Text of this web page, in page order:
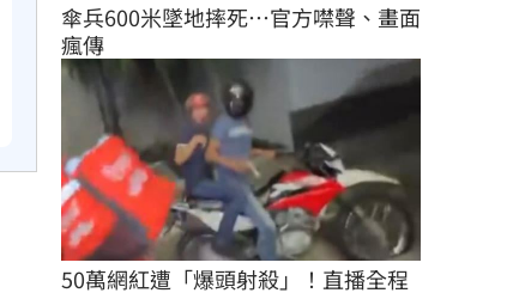
傘兵600米墜地摔死…官方噤聲、畫面
瘋傳
50萬網紅遭「爆頭射殺」！直播全程